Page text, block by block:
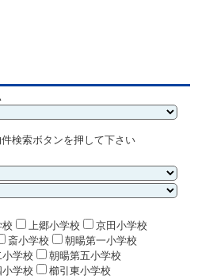
検索ボタンを押して下さい
上郷小学校
京田小学校
斎小学校
朝暘第一小学校
学校
朝暘第五小学校
学校
櫛引東小学校